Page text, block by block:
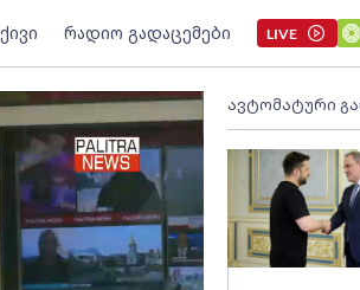
რადიო გადაცემები LIVE
ავტომატური